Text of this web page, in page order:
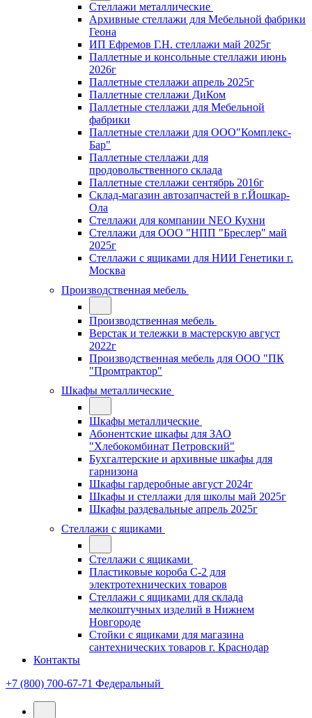
Стеллажи металлические
Архивные стеллажи для Мебельной фабрики
Геона
ИП Ефремов Г.Н. стеллажи май 2025г
Паллетные и консольные стеллажи июнь
2026г
Паллетные стеллажи апрель 2025г
Паллетные стеллажи ДиКом
Паллетные стеллажи для Мебельной
фабрики
Паллетные стеллажи для ООО"Комплекс-
Бар"
Паллетные стеллажи для
продовольственного склада
Паллетные стеллажи сентябрь 2016г
Склад-магазин автозапчастей в г.Йошкар-
Ола
Стеллажи для компании NEO Кухни
Стеллажи для ООО "НПП "Бреслер" май
2025г
Стеллажи с ящиками для НИИ Генетики г.
Москва
Производственная мебель
Производственная мебель
Верстак и тележки в мастерскую август
2022г
Производственная мебель для ООО "ПК
"Промтрактор"
Шкафы металлические
Шкафы металлические
Абонентские шкафы для ЗАО
"Хлебокомбинат Петровский"
Бухгалтерские и архивные шкафы для
гарнизона
Шкафы гардеробные август 2024г
Шкафы и стеллажи для школы май 2025г
Шкафы раздевальные апрель 2025г
Стеллажи с ящиками
Стеллажи с ящиками
Пластиковые короба С-2 для
электротехнических товаров
Стеллажи с ящиками для склада
мелкоштучных изделий в Нижнем
Новгороде
Стойки с ящиками для магазина
сантехнических товаров г. Краснодар
Контакты
+7 (800) 700-67-71 Федеральный